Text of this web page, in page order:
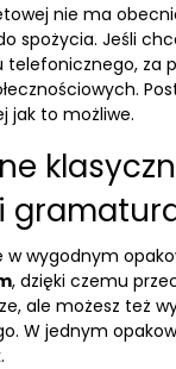
nie ma
spożycia. Jeśli
za
jak to możliwe.
w wygodnym
, dzięki czemu
ale możesz też
W jednym